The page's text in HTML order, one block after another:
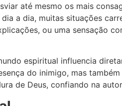
até mesmo os mais
a dia, muitas situações
ou uma sensação
espiritual influencia
do inimigo, mas
de Deus, confiando na